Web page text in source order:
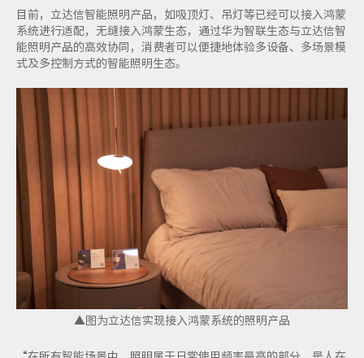
目前，立达信智能照明产品，如吸顶灯、吊灯等已经可以接入鸿蒙
系统进行适配，无缝接入鸿蒙生态，通过华为智联生态与立达信智
能照明产品的高效协同，消费者可以便捷地体验多设备、多场景模
式及多控制方式的智能照明生态。
▲图为立达信实现接入鸿蒙系统的照明产品